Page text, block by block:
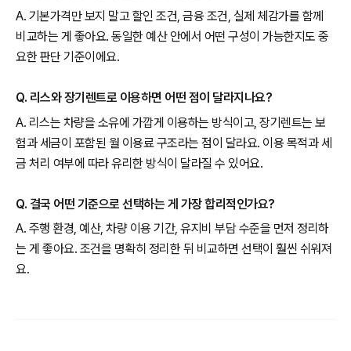
A. 기본가격만 보지 말고 할인 조건, 금융 조건, 실제 체감가를 함께
비교하는 게 좋아요. 동일한 예산 안에서 어떤 구성이 가능한지도 중
요한 판단 기준이에요.
Q. 리스와 장기렌트로 이용하면 어떤 점이 달라지나요?
A. 리스는 차량을 소유에 가깝게 이용하는 방식이고, 장기렌트는 보
험과 세금이 포함된 월 이용료 구조라는 점이 달라요. 이용 목적과 세
금 처리 여부에 따라 유리한 방식이 달라질 수 있어요.
Q. 결국 어떤 기준으로 선택하는 게 가장 합리적인가요?
A. 주행 환경, 예산, 차량 이용 기간, 유지비 부담 수준을 먼저 정리하
는 게 좋아요. 조건을 명확히 정리한 뒤 비교하면 선택이 훨씬 쉬워져
요.